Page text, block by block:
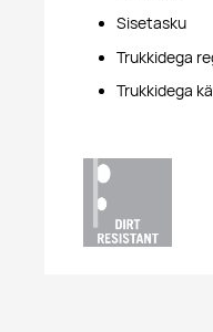
Sisetasku
Trukkidega
Trukkidega